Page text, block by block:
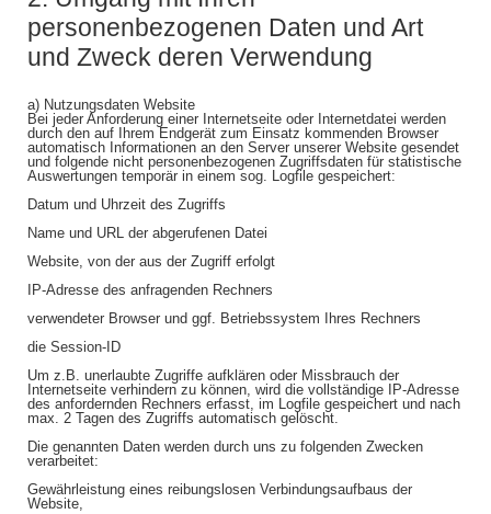
personenbezogenen Daten und Art
und Zweck deren Verwendung
a) Nutzungsdaten Website
Bei jeder Anforderung einer Internetseite oder Internetdatei werden
durch den auf Ihrem Endgerät zum Einsatz kommenden Browser
automatisch Informationen an den Server unserer Website gesendet
und folgende nicht personenbezogenen Zugriffsdaten für statistische
Auswertungen temporär in einem sog. Logfile gespeichert:
Datum und Uhrzeit des Zugriffs
Name und URL der abgerufenen Datei
Website, von der aus der Zugriff erfolgt
IP-Adresse des anfragenden Rechners
verwendeter Browser und ggf. Betriebssystem Ihres Rechners
die Session-ID
Um z.B. unerlaubte Zugriffe aufklären oder Missbrauch der
Internetseite verhindern zu können, wird die vollständige IP-Adresse
des anfordernden Rechners erfasst, im Logfile gespeichert und nach
max. 2 Tagen des Zugriffs automatisch gelöscht.
Die genannten Daten werden durch uns zu folgenden Zwecken
verarbeitet:
Gewährleistung eines reibungslosen Verbindungsaufbaus der
Website,